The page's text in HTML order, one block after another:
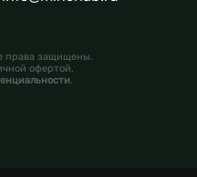
права защищены.
офертой.
.